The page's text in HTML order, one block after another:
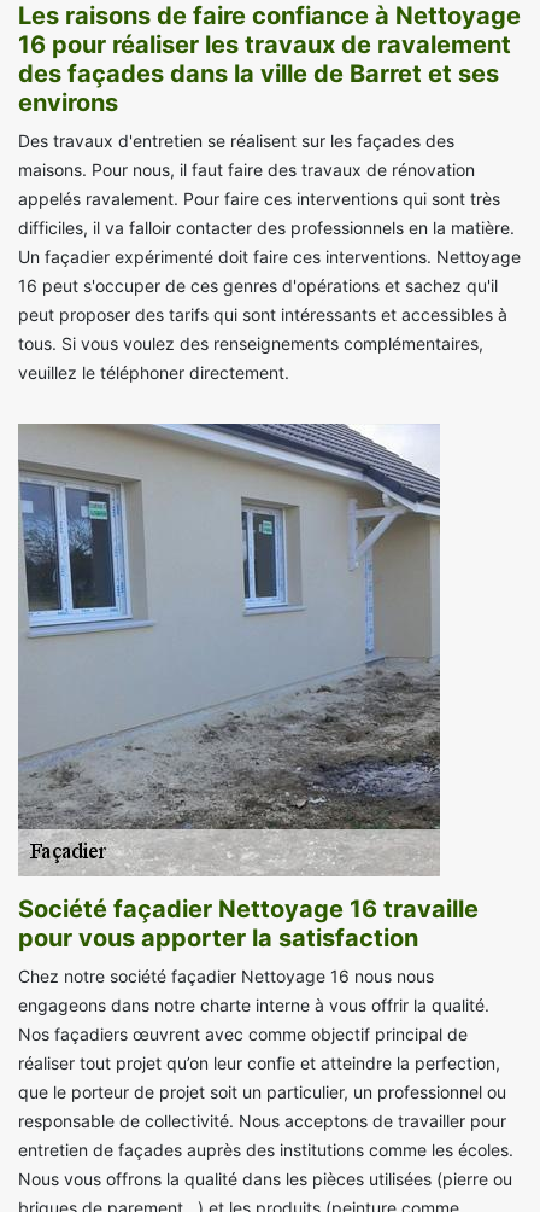
Les raisons de faire confiance à Nettoyage
16 pour réaliser les travaux de ravalement
des façades dans la ville de Barret et ses
environs
Des travaux d'entretien se réalisent sur les façades des
maisons. Pour nous, il faut faire des travaux de rénovation
appelés ravalement. Pour faire ces interventions qui sont très
difficiles, il va falloir contacter des professionnels en la matière.
Un façadier expérimenté doit faire ces interventions. Nettoyage
16 peut s'occuper de ces genres d'opérations et sachez qu'il
peut proposer des tarifs qui sont intéressants et accessibles à
tous. Si vous voulez des renseignements complémentaires,
veuillez le téléphoner directement.
Société façadier Nettoyage 16 travaille
pour vous apporter la satisfaction
Chez notre société façadier Nettoyage 16 nous nous
engageons dans notre charte interne à vous offrir la qualité.
Nos façadiers œuvrent avec comme objectif principal de
réaliser tout projet qu’on leur confie et atteindre la perfection,
que le porteur de projet soit un particulier, un professionnel ou
responsable de collectivité. Nous acceptons de travailler pour
entretien de façades auprès des institutions comme les écoles.
Nous vous offrons la qualité dans les pièces utilisées (pierre ou